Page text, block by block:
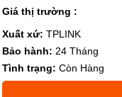
Giá thị trường :
Xuất xứ: TPLINK
Bảo hành: 24 Tháng
Tình trạng: Còn Hàng